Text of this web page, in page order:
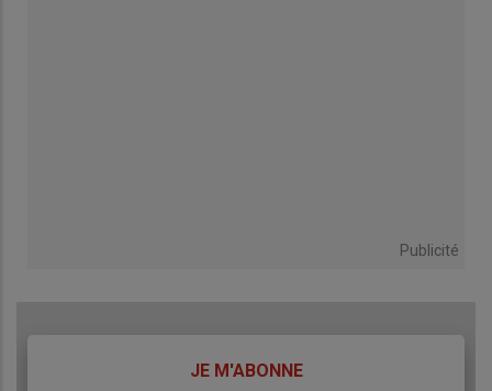
Publicité
JE M'ABONNE